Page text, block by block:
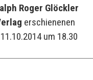
Roger Glöckler
erschienenen
um 18.30